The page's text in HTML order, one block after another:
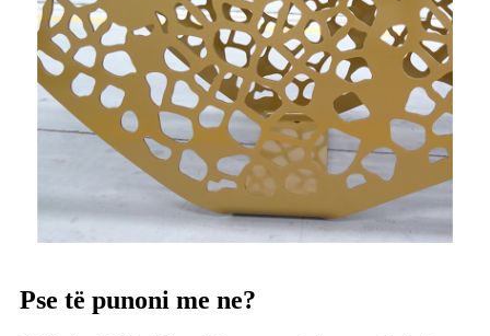
Pse të punoni me ne?